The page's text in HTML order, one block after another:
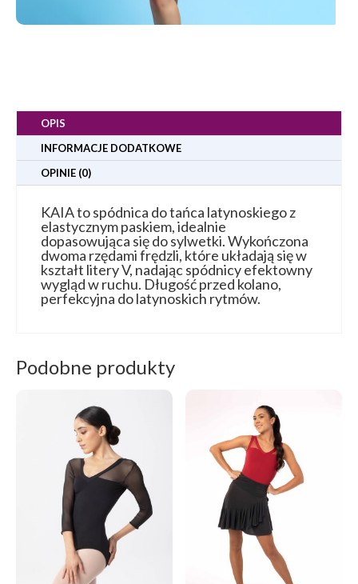
OPIS
INFORMACJE DODATKOWE
OPINIE (0)
KAIA to spódnica do tańca latynoskiego z
elastycznym paskiem, idealnie
dopasowująca się do sylwetki. Wykończona
dwoma rzędami frędzli, które układają się w
kształt litery V, nadając spódnicy efektowny
wygląd w ruchu. Długość przed kolano,
perfekcyjna do latynoskich rytmów.
Podobne produkty